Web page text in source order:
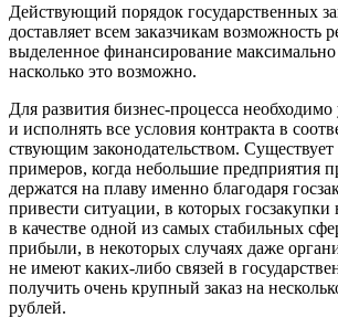
Действующий порядок государственных
доставляет всем заказчикам возможность
выделенное финансирование максимально
насколько это возможно.
Для развития бизнес-процесса
и исполнять все условия контракта в
ствующим законодательством.
примеров, когда небольшие предприятия
держатся на плаву именно благодаря
привести ситуации, в которых
в качестве одной из самых стабильных
прибыли, в некоторых случаях даже
не имеют каких-либо связей в
получить очень крупный заказ на
рублей.